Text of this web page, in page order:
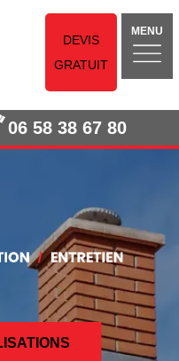
DEVIS
GRATUIT
MENU
06 58 38 67 80